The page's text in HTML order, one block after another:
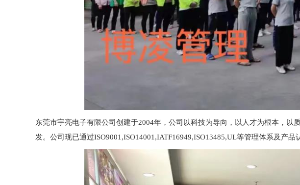
东莞市宇亮电子有限公司创建于2004年，公司以科技为导向，以人才为根本，
发。公司现已通过ISO9001,ISO14001,IATF16949,ISO13485,UL等管理体系及产